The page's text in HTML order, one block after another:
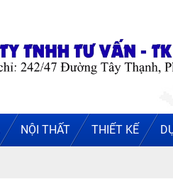
NỘI THẤT THIẾT KẾ